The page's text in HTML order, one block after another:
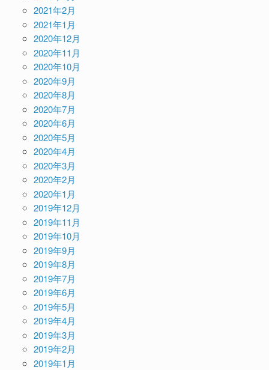
2021年2月
2021年1月
2020年12月
2020年11月
2020年10月
2020年9月
2020年8月
2020年7月
2020年6月
2020年5月
2020年4月
2020年3月
2020年2月
2020年1月
2019年12月
2019年11月
2019年10月
2019年9月
2019年8月
2019年7月
2019年6月
2019年5月
2019年4月
2019年3月
2019年2月
2019年1月